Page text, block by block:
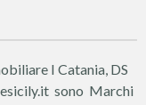
I Catania, DS
sono Marchi